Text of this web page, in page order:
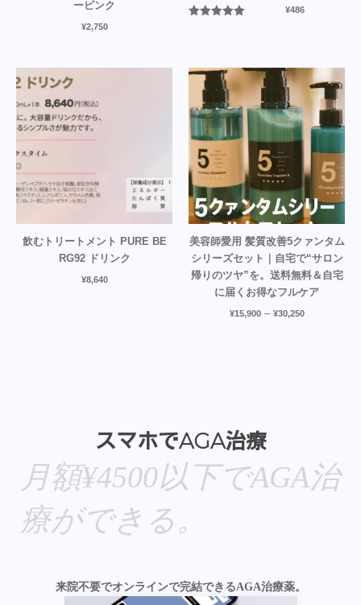
ーピンク
¥2,750
¥486
飲むトリートメント PURE BE
RG92 ドリンク
¥8,640
美容師愛用 髪質改善5クァンタム
シリーズセット｜自宅で“サロン
帰りのツヤ”を。送料無料＆自宅
に届くお得なフルケア
¥15,900 – ¥30,250
スマホでAGA治療
月額¥4500以下でAGA治
療ができる。
来院不要でオンラインで完結できるAGA治療薬。